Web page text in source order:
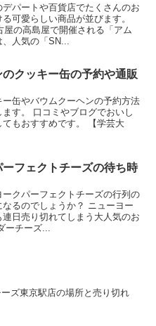
パートや百貨店でたくさんのお
可愛らしい商品が並びます。
の高島屋で開催される「アム
、人気の「SN...
のクッキー缶の予約や通販
缶やバウムクーヘンの予約方法
す。 口コミやブログでおいし
もおすすめです。 【学芸大
ーフェクトチーズの待ち時
クパーフェクトチーズの行列の
るのでしょうか？ ニューヨー
日売り切れてしまう大人気のお
チーズ...
ズ東京駅店の場所と売り切れ